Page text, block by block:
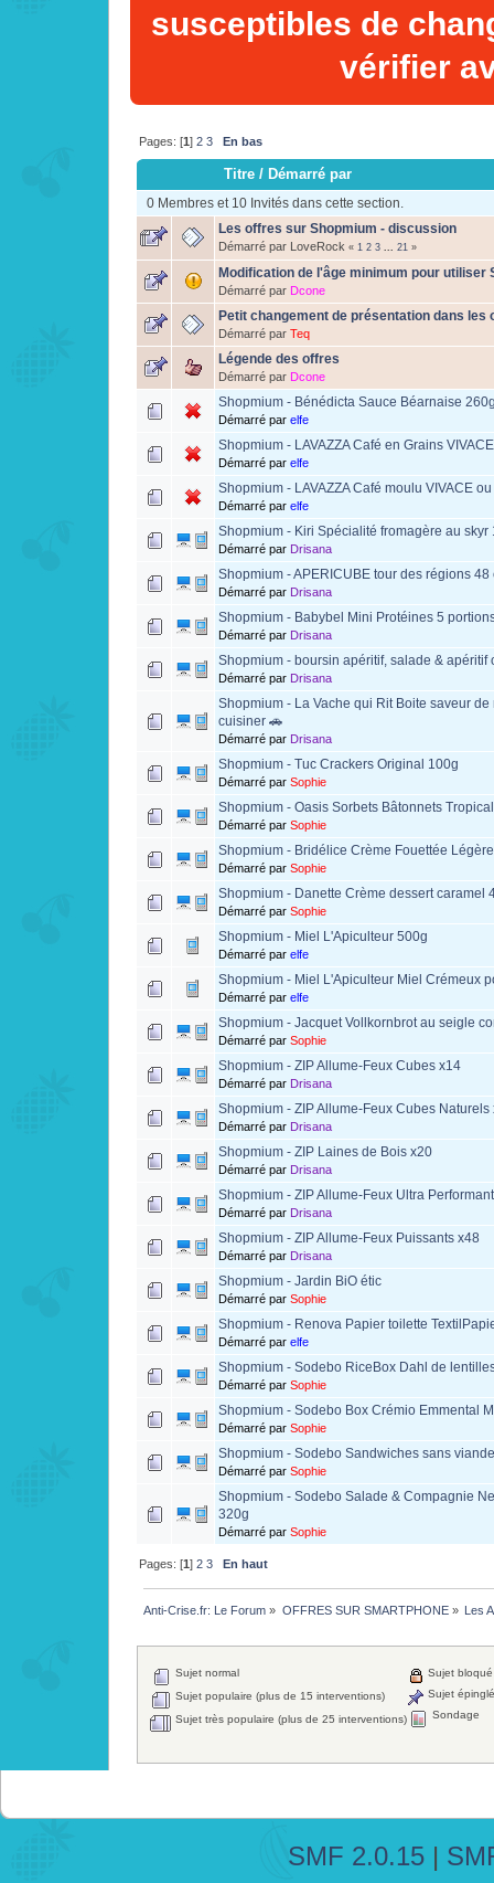
susceptibles de
vérifier
Pages: [1]2 3 En bas
Titre / Démarré par
0 Membres et 10 Invités dans cette section.
Les offres sur Shopmium - discussion
Démarré par LoveRock « 1 2 3 21 »
Modification de l'âge minimum pour utiliser
Démarré par Dcone
Petit changement de présentation dans les
Démarré par Teq
Légende des offres
Démarré par Dcone
Shopmium - Bénédicta Sauce Béarnaise
Démarré par elfe
Shopmium - LAVAZZA Café en Grains
Démarré par elfe
Shopmium - LAVAZZA Café moulu VIVACE
Démarré par elfe
Shopmium - Kiri Spécialité fromagère au skyr
Démarré par Drisana
Shopmium - APERICUBE tour des régions 48
Démarré par Drisana
Shopmium - Babybel Mini Protéines 5
Démarré par Drisana
Shopmium - boursin apéritif, salade & apéritif
Démarré par Drisana
Shopmium - La Vache qui Rit Boite saveur
cuisiner 🚗
Démarré par Drisana
Shopmium - Tuc Crackers Original 100g
Démarré par Sophie
Shopmium - Oasis Sorbets Bâtonnets
Démarré par Sophie
Shopmium - Bridélice Crème Fouettée
Démarré par Sophie
Shopmium - Danette Crème dessert caramel
Démarré par Sophie
Shopmium - Miel L'Apiculteur 500g
Démarré par elfe
Shopmium - Miel L'Apiculteur Miel Crémeux
Démarré par elfe
Shopmium - Jacquet Vollkornbrot au seigle
Démarré par Sophie
Shopmium - ZIP Allume-Feux Cubes x14
Démarré par Drisana
Shopmium - ZIP Allume-Feux Cubes Naturels
Démarré par Drisana
Shopmium - ZIP Laines de Bois x20
Démarré par Drisana
Shopmium - ZIP Allume-Feux Ultra
Démarré par Drisana
Shopmium - ZIP Allume-Feux Puissants x48
Démarré par Drisana
Shopmium - Jardin BiO étic
Démarré par Sophie
Shopmium - Renova Papier toilette
Démarré par elfe
Shopmium - Sodebo RiceBox Dahl de
Démarré par Sophie
Shopmium - Sodebo Box Crémio Emmental
Démarré par Sophie
Shopmium - Sodebo Sandwiches sans
Démarré par Sophie
Shopmium - Sodebo Salade & Compagnie
320g
Démarré par Sophie
Pages: [1]2 3 En haut
Anti-Crise.fr: Le Forum » OFFRES SUR SMARTPHONE» Les
Sujet normal
Sujet populaire (plus de 15 interventions)
Sujet très populaire (plus de 25 interventions)
Sujet bloqué
Sujet
Sondage
SMF 2.0.15 |